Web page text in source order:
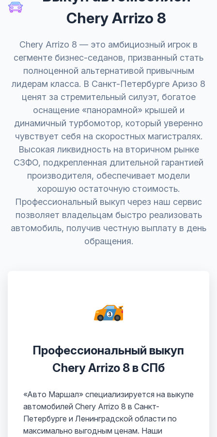
Chery Arrizo 8
Chery Arrizo 8 — это амбициозный игрок в
сегменте бизнес-седанов, призванный стать
полноценной альтернативой привычным
лидерам класса. В Санкт-Петербурге Аризо 8
ценят за стремительный силуэт, богатое
оснащение «панорамной» крышей и
динамичный турбомотор, который уверенно
чувствует себя на скоростных магистралях.
Высокая ликвидность на вторичном рынке
СЗФО, подкрепленная длительной гарантией
производителя, обеспечивает модели
хорошую остаточную стоимость.
Профессиональный выкуп через наш сервис
позволяет владельцам быстро реализовать
автомобиль, получив честную выплату в день
обращения.
Профессиональный выкуп
Chery Arrizo 8 в СПб
«Авто Маршал» специализируется на выкупе
автомобилей Chery Arrizo 8 в Санкт-
Петербурге и Ленинградской области по
максимально выгодным ценам. Наши